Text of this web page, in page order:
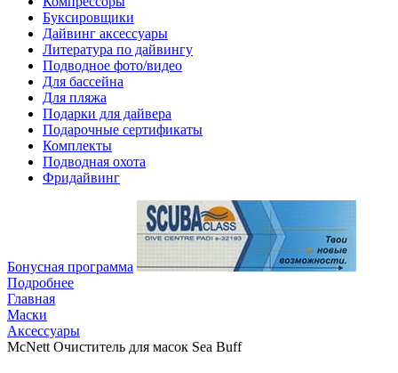
Буксировщики
Дайвинг аксессуары
Литература по дайвингу
Подводное фото/видео
Для бассейна
Для пляжа
Подарки для дайвера
Подарочные сертификаты
Комплекты
Подводная охота
Фридайвинг
Бонусная программа
Подробнее
Главная
Маски
Аксессуары
McNett Очиститель для масок Sea Buff